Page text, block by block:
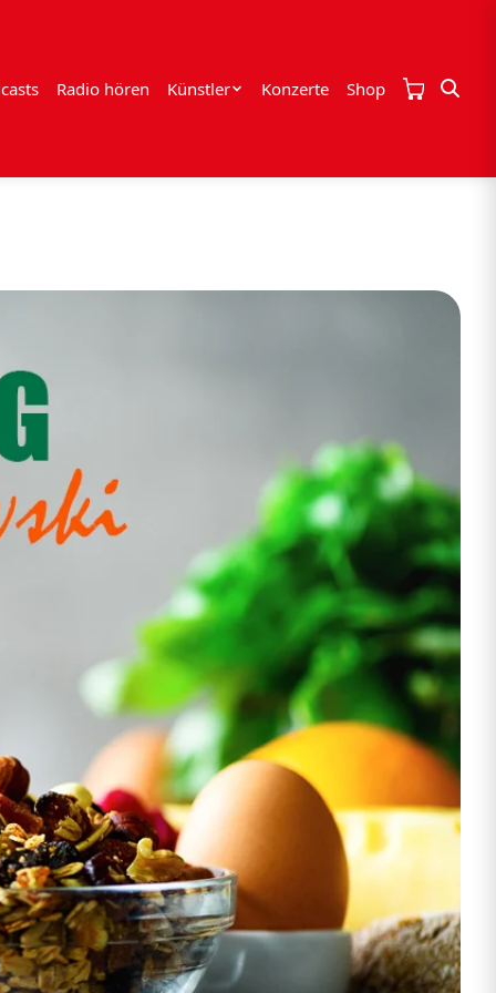
Radio hören Künstler Konzerte Shop